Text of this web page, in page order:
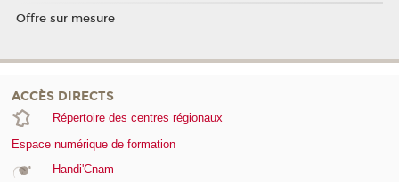
Offre sur mesure
ACCÈS DIRECTS
Répertoire des centres régionaux
Espace numérique de formation
Handi'Cnam